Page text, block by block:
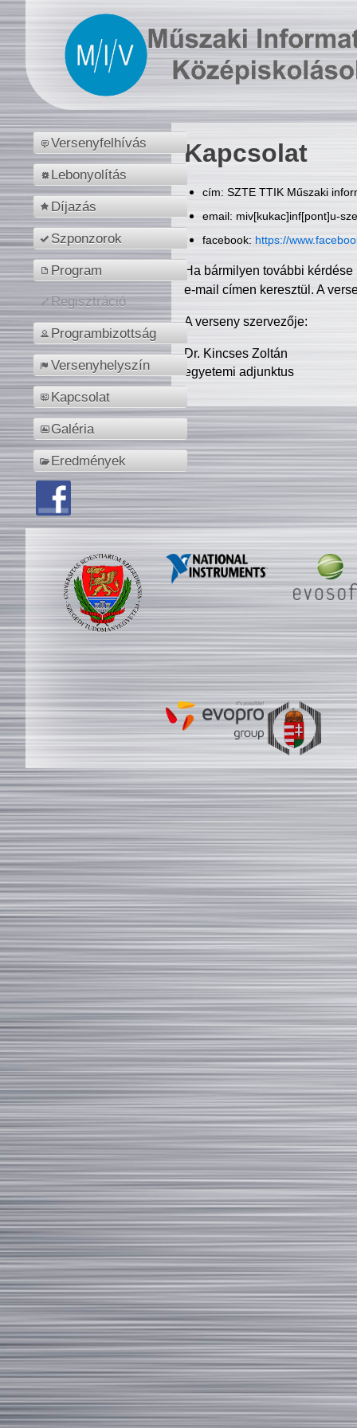
Versenyfelhívás
Lebonyolítás
Díjazás
Szponzorok
Program
Regisztráció
Programbizottság
Versenyhelyszín
Kapcsolat
Galéria
Eredmények
Kapcsolat
cím: SZTE TTIK Műszaki
email: miv[kukac]inf[pont]u-
facebook: https://
Ha bármilyen további
e-mail címen keresztül. A
A verseny szervezője:
Dr. Kincses Zoltán
egyetemi adjunktus